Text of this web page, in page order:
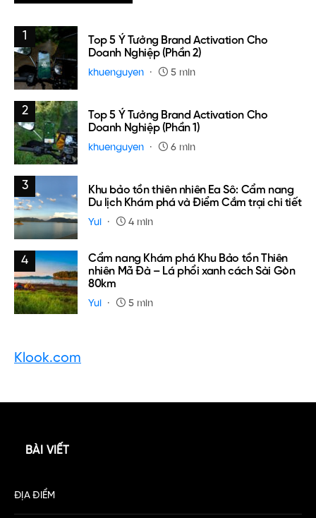
1
Top 5 Ý Tưởng Brand Activation Cho
Doanh Nghiệp (Phần 2)
khuenguyen 5 min
2
Top 5 Ý Tưởng Brand Activation Cho
Doanh Nghiệp (Phần 1)
khuenguyen 6 min
3
Khu bảo tồn thiên nhiên Ea Sô: Cẩm nang
Du lịch Khám phá và Điểm Cắm trại chi tiết
Yui 4 min
4
Cẩm nang Khám phá Khu Bảo tồn Thiên
nhiên Mã Đà – Lá phổi xanh cách Sài Gòn
80km
Yui 5 min
Klook.com
BÀI VIẾT
ĐỊA ĐIỂM